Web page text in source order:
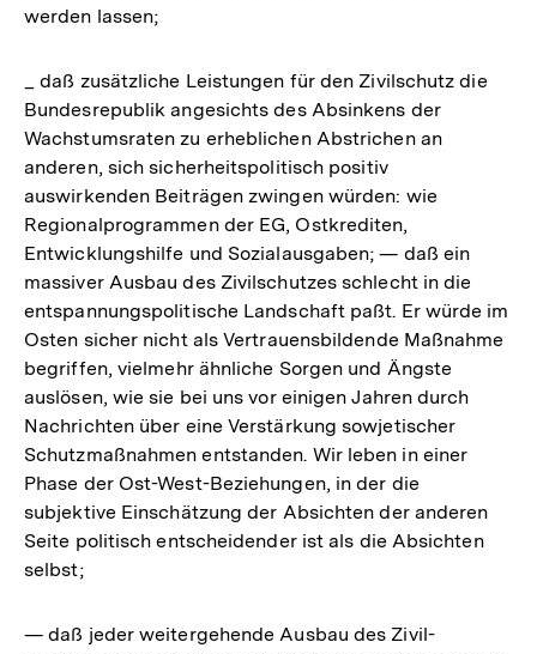
werden lassen;
_ daß zusätzliche Leistungen für den Zivilschutz die
Bundesrepublik angesichts des Absinkens der
Wachstumsraten zu erheblichen Abstrichen an
anderen, sich sicherheitspolitisch positiv
auswirkenden Beiträgen zwingen würden: wie
Regionalprogrammen der EG, Ostkrediten,
Entwicklungshilfe und Sozialausgaben; — daß ein
massiver Ausbau des Zivilschutzes schlecht in die
entspannungspolitische Landschaft paßt. Er würde im
Osten sicher nicht als Vertrauensbildende Maßnahme
begriffen, vielmehr ähnliche Sorgen und Ängste
auslösen, wie sie bei uns vor einigen Jahren durch
Nachrichten über eine Verstärkung sowjetischer
Schutzmaßnahmen entstanden. Wir leben in einer
Phase der Ost-West-Beziehungen, in der die
subjektive Einschätzung der Absichten der anderen
Seite politisch entscheidender ist als die Absichten
selbst;
— daß jeder weitergehende Ausbau des Zivil-